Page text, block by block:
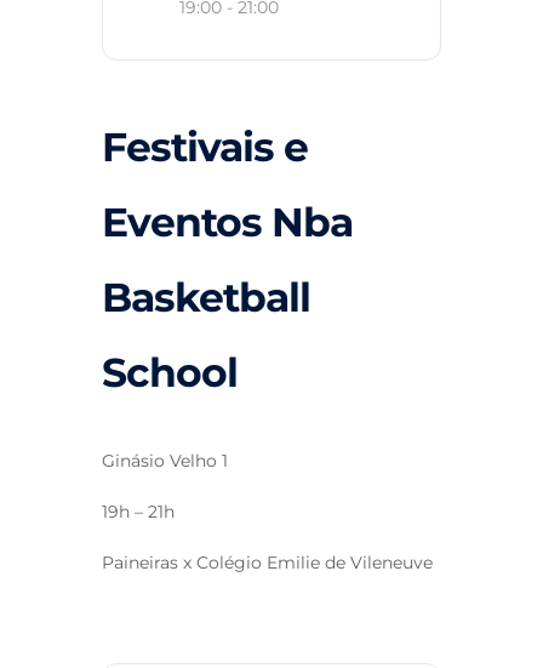
19:00 - 21:00
Festivais e
Eventos Nba
Basketball
School
Ginásio Velho 1
19h – 21h
Paineiras x Colégio Emilie de Vileneuve